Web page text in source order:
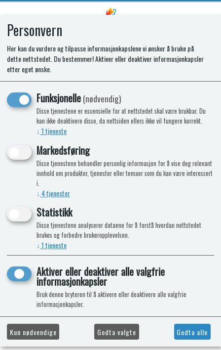
SR HOUSING T2138
Personvern
Her kan du vurdere og tilpasse informasjonkapslene vi ønsker å bruke på
dette nettstedet. Du bestemmer! Aktiver eller deaktiver informasjonkapsler
etter eget ønske.
Funksjonelle(nødvendig)
Disse tjenestene er essensielle for at nettstedet skal være brukbar. Du
kan ikke deaktivere disse, da nettsiden ellers ikke vil fungere korrekt.
↓ 1tjeneste
Markedsføring
Disse tjenestene behandler personlig informasjon for å vise deg relevant
innhold om produkter, tjenester eller temaer som du kan være interessert
i.
↓ 4tjenester
Statistikk
Disse tjenestene analyserer dataene for å forstå hvordan nettstedet
brukes og forbedre brukeropplevelsen.
↓ 1tjeneste
Aktiver eller deaktiver alle valgfrie
informasjonkapsler
Bruk denne bryteren til å aktivere eller deaktivere alle valgfrie
informasjonkapsler.
Kun nødvendige Godta valgte Godta alle